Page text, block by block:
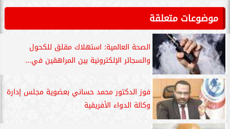
موضوعات متعلقة
الصحة العالمية: استهلاك مقلق للكحول
والسجائر الإلكترونية بين المراهقين في...
فوز الدكتور محمد حساني بعضوية مجلس إدارة
وكالة الدواء الأفريقية